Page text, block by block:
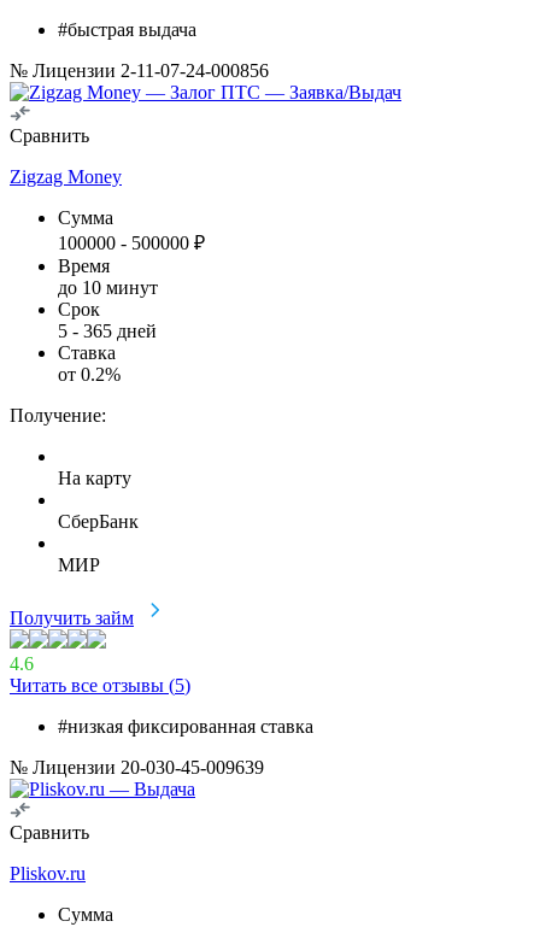
#быстрая выдача
№ Лицензии 2-11-07-24-000856
Сравнить
Zigzag Money
Сумма
100000 - 500000 ₽
Время
до 10 минут
Срок
5 - 365 дней
Ставка
от 0.2%
Получение:
На карту
СберБанк
МИР
Получить займ
4.6
Читать все отзывы (5)
#низкая фиксированная ставка
№ Лицензии 20-030-45-009639
Сравнить
Pliskov.ru
Сумма